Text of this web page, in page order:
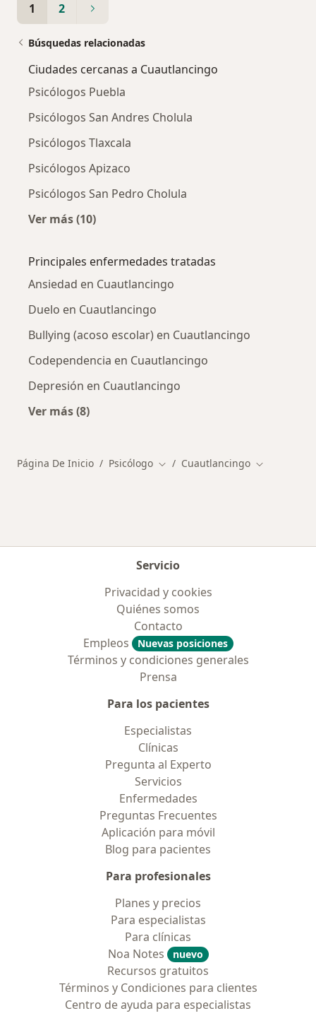
1 2
Búsquedas relacionadas
Ciudades cercanas a Cuautlancingo
Psicólogos Puebla
Psicólogos San Andres Cholula
Psicólogos Tlaxcala
Psicólogos Apizaco
Psicólogos San Pedro Cholula
Ver más (10)
Principales enfermedades tratadas
Ansiedad en Cuautlancingo
Duelo en Cuautlancingo
Bullying (acoso escolar) en Cuautlancingo
Codependencia en Cuautlancingo
Depresión en Cuautlancingo
Ver más (8)
Página De Inicio Psicólogo Cambiar de ciudad
Cuautlancingo Cambiar de
Servicio
Privacidad y cookies
Quiénes somos
Contacto
Empleos
Nuevas posiciones
Términos y condiciones generales
Prensa
Para los pacientes
Especialistas
Clínicas
Pregunta al Experto
Servicios
Enfermedades
Preguntas Frecuentes
Aplicación para móvil
Blog para pacientes
Para profesionales
Planes y precios
Para especialistas
Para clínicas
Noa Notes
nuevo
Recursos gratuitos
Términos y Condiciones para clientes
Centro de ayuda para especialistas